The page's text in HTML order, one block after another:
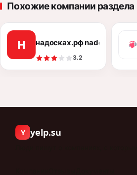
Похожие компании раздела
Н надосках.рф nadoskah.com
3.2
Y yelp.su